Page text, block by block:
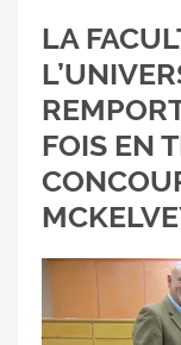
LA
FOIS EN